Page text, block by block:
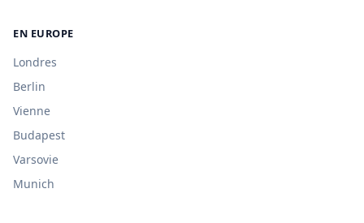
EN EUROPE
Londres
Berlin
Vienne
Budapest
Varsovie
Munich